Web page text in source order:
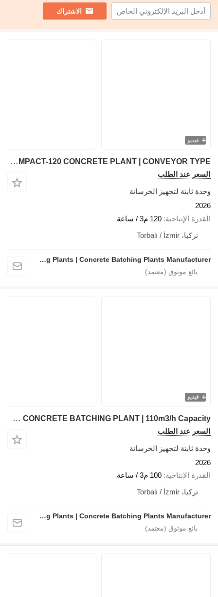
الاشتراك
فيديو
FABO COMPACT-120 CONCRETE PLANT | CONVEYOR TYPE
السعر عند الطلب
وحدة ثابتة لتجهيز الخرسانة
2026
القدرة الإنتاجية 120 م3 / ساعة
تركيا، Torbalı / İzmir
FABO Mobile & Stationary Crushing and Screening Plants | Concrete Batching Plants Manufacturer
فيديو
FABO SKIP SYSTEM CONCRETE BATCHING PLANT | 110m3/h Capacity
السعر عند الطلب
وحدة ثابتة لتجهيز الخرسانة
2026
القدرة الإنتاجية 100 م3 / ساعة
تركيا، Torbalı / İzmir
FABO Mobile & Stationary Crushing and Screening Plants | Concrete Batching Plants Manufacturer